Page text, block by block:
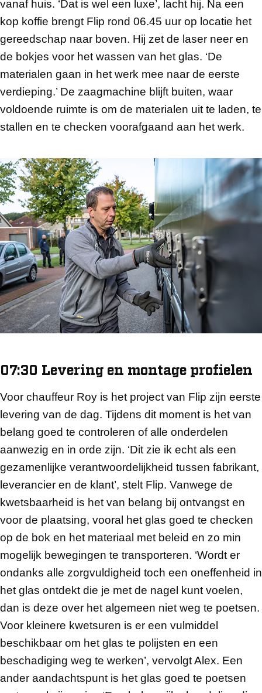
vanaf huis. ‘Dat is wel een luxe’, lacht hij. Na een
kop koffie brengt Flip rond 06.45 uur op locatie het
gereedschap naar boven. Hij zet de laser neer en
de bokjes voor het wassen van het glas. ‘De
materialen gaan in het werk mee naar de eerste
verdieping.’ De zaagmachine blijft buiten, waar
voldoende ruimte is om de materialen uit te laden, te
stallen en te checken voorafgaand aan het werk.
07:30 Levering en montage profielen
Voor chauffeur Roy is het project van Flip zijn eerste
levering van de dag. Tijdens dit moment is het van
belang goed te controleren of alle onderdelen
aanwezig en in orde zijn. ‘Dit zie ik echt als een
gezamenlijke verantwoordelijkheid tussen fabrikant,
leverancier en de klant’, stelt Flip. Vanwege de
kwetsbaarheid is het van belang bij ontvangst en
voor de plaatsing, vooral het glas goed te checken
op de bok en het materiaal met beleid en zo min
mogelijk bewegingen te transporteren. ‘Wordt er
ondanks alle zorgvuldigheid toch een oneffenheid in
het glas ontdekt die je met de nagel kunt voelen,
dan is deze over het algemeen niet weg te poetsen.
Voor kleinere kwetsuren is er een vulmiddel
beschikbaar om het glas te polijsten en een
beschadiging weg te werken’, vervolgt Alex. Een
ander aandachtspunt is het glas goed te poetsen